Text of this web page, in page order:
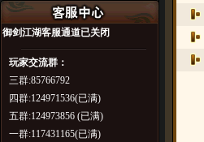
御剑江湖客服通道已关闭
玩家交流群：
三群:85766792
四群:124971536(已满)
五群:124973856 (已满)
一群:117431165(已满)